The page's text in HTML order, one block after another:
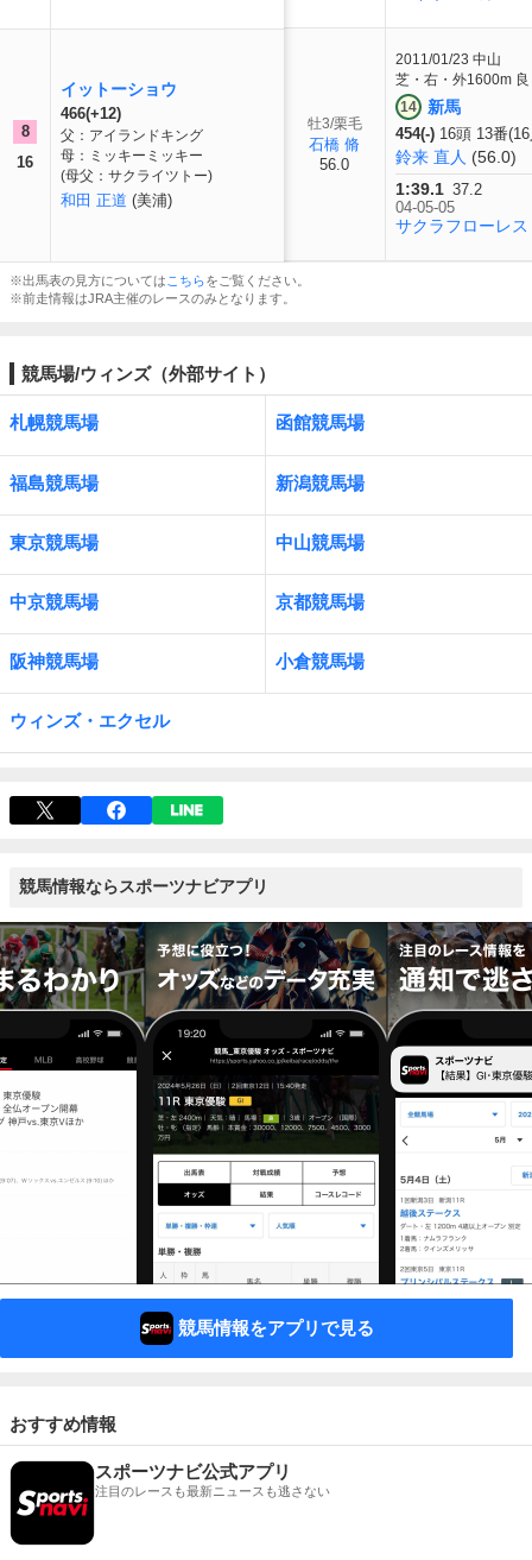
8
16
イットーショウ
466(+12)
父：アイランドキング
母：ミッキーミッキー
(母父：サクライツトー)
和田 正道 (美浦)
牡3/栗毛
石橋 脩
56.0
2011/01/23 中山
芝・右・外1600m 良
14
新馬
454(-) 16頭 13番
鈴来 直人 (56.0)
1:39.1 37.2
04-05-05
サクラフローレス
※出馬表の見方については こちらをご覧ください。
※前走情報はJRA主催のレースのみとなります。
競馬場/ウィンズ（外部サイト）
札幌競馬場 函館競馬場
福島競馬場 新潟競馬場
東京競馬場 中山競馬場
中京競馬場 京都競馬場
阪神競馬場 小倉競馬場
ウィンズ・エクセル
競馬情報ならスポーツナビアプリ
競馬情報をアプリで見る
おすすめ情報
スポーツナビ公式アプリ
注目のレースも最新ニュースも逃さない